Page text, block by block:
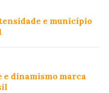
e município
e dinamismo marca